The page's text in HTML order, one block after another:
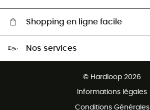
Shopping en ligne facile
Nos services
© Hardloop 2026
Informations légales
Conditions Générales